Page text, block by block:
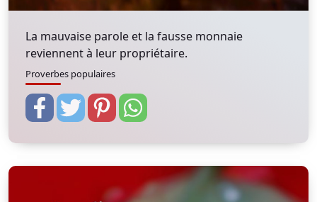
La mauvaise parole et la fausse monnaie
reviennent à leur propriétaire.
Proverbes populaires